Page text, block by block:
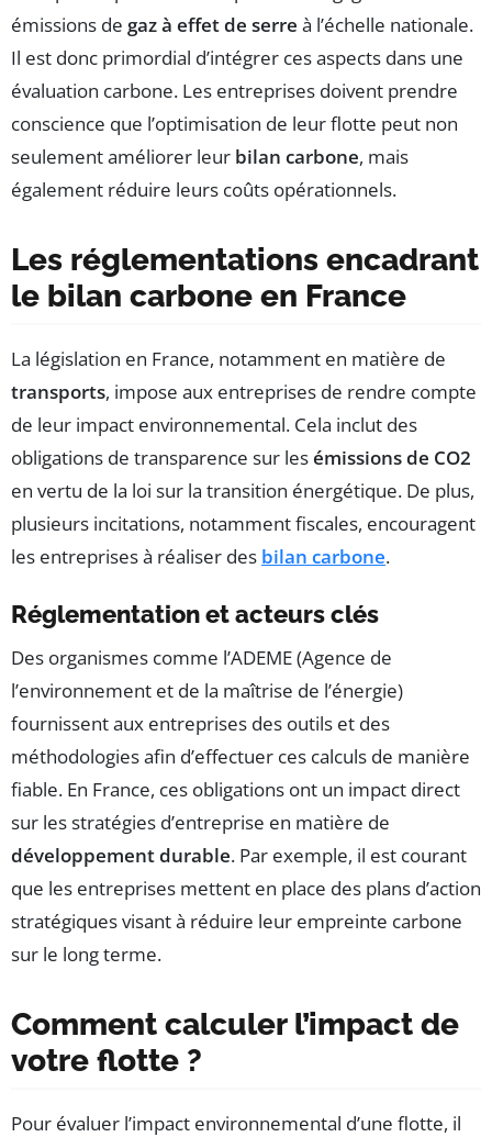
émissions de gaz à effet de serre à l’échelle nationale.
Il est donc primordial d’intégrer ces aspects dans une
évaluation carbone. Les entreprises doivent prendre
conscience que l’optimisation de leur flotte peut non
seulement améliorer leur bilan carbone, mais
également réduire leurs coûts opérationnels.
Les réglementations encadrant
le bilan carbone en France
La législation en France, notamment en matière de
transports, impose aux entreprises de rendre compte
de leur impact environnemental. Cela inclut des
obligations de transparence sur lesémissions de CO2
en vertu de la loi sur la transition énergétique. De plus,
plusieurs incitations, notamment fiscales, encouragent
les entreprises à réaliser des bilan carbone.
Réglementation et acteurs clés
Des organismes comme l’ADEME (Agence de
l’environnement et de la maîtrise de l’énergie)
fournissent aux entreprises des outils et des
méthodologies afin d’effectuer ces calculs de manière
fiable. En France, ces obligations ont un impact direct
sur les stratégies d’entreprise en matière de
développement durable. Par exemple, il est courant
que les entreprises mettent en place des plans d’action
stratégiques visant à réduire leur empreinte carbone
sur le long terme.
Comment calculer l’impact de
votre flotte ?
Pour évaluer l’impact environnemental d’une flotte, il